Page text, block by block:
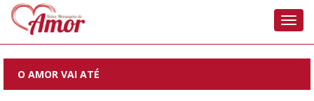
O AMOR VAI ATÉ